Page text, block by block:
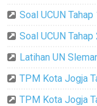
Soal UCUN Tahap
Soal UCUN Tahap
Latihan UN
TPM Kota Jogja
TPM Kota Jogja